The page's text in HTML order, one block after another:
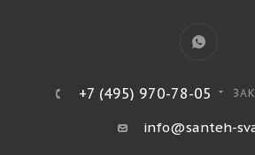
+7 (495) 970-78-05
info@santeh-